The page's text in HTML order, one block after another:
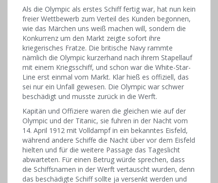
Als die Olympic als erstes Schiff fertig war, hat nun kein
freier Wettbewerb zum Verteil des Kunden begonnen,
wie das Märchen uns weiß machen will, sondern die
Konkurrenz um den Markt zeigte sofort ihre
kriegerisches Fratze. Die britische Navy rammte
nämlich die Olympic kurzerhand nach ihrem Stapellauf
mit einem Kriegsschiff, und schon war die White-Star-
Line erst einmal vom Markt. Klar hieß es offiziell, das
sei nur ein Unfall gewesen. Die Olympic war schwer
beschädigt und musste zurück in die Werft.
Kapitän und Offiziere waren die gleichen wie auf der
Olympic und der Titanic, sie fuhren in der Nacht vom
14. April 1912 mit Volldampf in ein bekanntes Eisfeld,
während andere Schiffe die Nacht über vor dem Eisfeld
hielten und für die weitere Passage das Tageslicht
abwarteten. Für einen Betrug würde sprechen, dass
die Schiffsnamen in der Werft vertauscht wurden, denn
das beschädigte Schiff sollte ja versenkt werden und